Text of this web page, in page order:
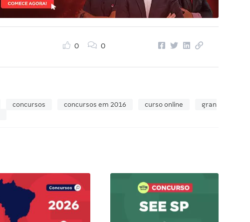
0 0
concursos concursos em 2016 curso online
gran